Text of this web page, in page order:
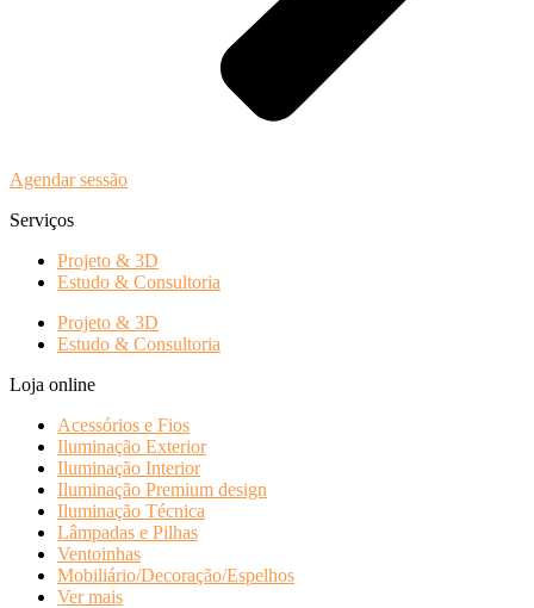
Agendar sessão
Serviços
Projeto & 3D
Estudo & Consultoria
Projeto & 3D
Estudo & Consultoria
Loja online
Acessórios e Fios
Iluminação Exterior
Iluminação Interior
Iluminação Premium design
Iluminação Técnica
Lâmpadas e Pilhas
Ventoinhas
Mobiliário/Decoração/Espelhos
Ver mais